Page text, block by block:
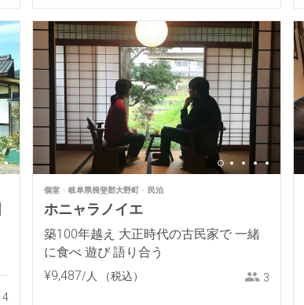
4
個室 岐阜県揖斐郡大野町 民泊
ホニャラノイエ
築100年越え 大正時代の古民家で 一緒
に食べ 遊び 語り合う
¥9,487/人 （税込） 3